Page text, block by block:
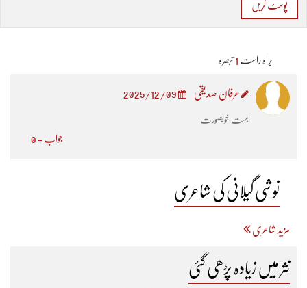
پوسٹ کریں
براہ راست 1 تبصرہ
عرفان صدیقی 2025/12/09
بہت خوبصورت
جواب - 0
نوشی گیلانی کی شاعری
مزید شاعری
نثر میں زیادہ پڑھی گئی